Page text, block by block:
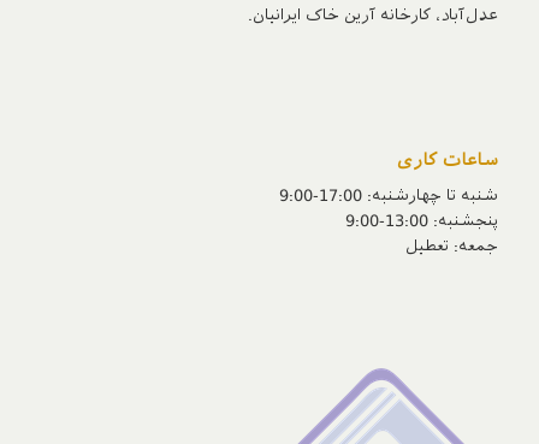
عدل‌آباد، کارخانه آرین خاک ایرانیان.
ساعات کاری
شنبه تا چهارشنبه: 17:00-9:00
پنجشنبه‌: 13:00-9:00
جمعه‌: تعطیل